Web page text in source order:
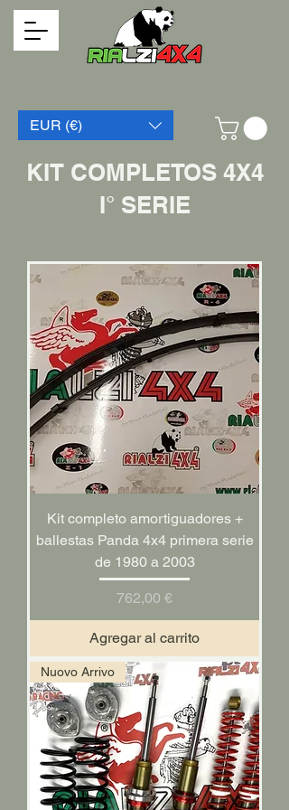
EUR (€)
KIT COMPLETOS 4X4
I° SERIE
Kit completo amortiguadores +
ballestas Panda 4x4 primera serie
de 1980 a 2003
Precio
762,00 €
Agregar al carrito
Nuovo Arrivo